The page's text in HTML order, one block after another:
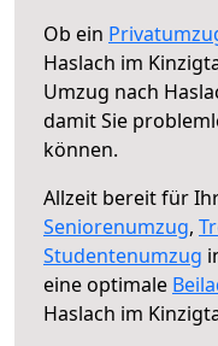
Ob ein
Haslach im
Umzug nach
damit Sie
können.
Allzeit bereit für
Seniorenumzug,
Studentenumzug
eine optimale
Haslach im